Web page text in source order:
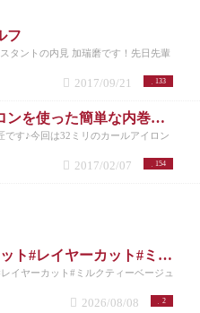
フ
タントの内見 加瑞磨です！先日先輩
133
2017/09/21
カールアイロンを使った簡単な内巻きスタイリング♪
です♪今回は32ミリのカールアイロン
154
2017/02/07
#ハッシュカット#レイヤーカット#ミルクティーベージュ#くびれヘア#シースルーバング
イヤーカット#ミルクティーベージュ
2
2026/08/08